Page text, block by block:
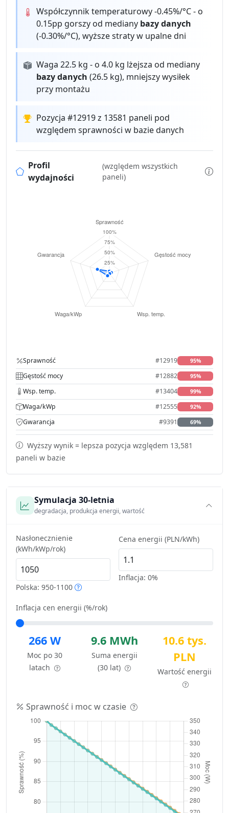
Współczynnik temperaturowy -0.45%/°C - o
0.15pp gorszy od mediany bazy danych
(-0.30%/°C), wyższe straty w upalne dni
Waga 22.5 kg - o 4.0 kg lżejsza od mediany
bazy danych (26.5 kg), mniejszy wysiłek
przy montażu
Pozycja #12919 z 13581 paneli pod
względem sprawności w bazie danych
Profil
wydajności
(względem wszystkich
paneli)
Sprawność #12919 95%
Gęstość mocy #12882 95%
Wsp. temp. #13404 99%
Waga/kWp #12555 92%
Gwarancja #9391 69%
Wyższy wynik = lepsza pozycja względem 13,581
paneli w bazie
Symulacja 30-letnia
degradacja, produkcja energii, wartość
Nasłonecznienie
(kWh/kWp/rok)
Polska: 950-1100
Cena energii (PLN/kWh)
Inflacja: 0%
Inflacja cen energii (%/rok)
266 W
Moc po 30
latach
9.6 MWh
Suma energii
(30 lat)
10.6 tys.
PLN
Wartość energii
Sprawność i moc w czasie